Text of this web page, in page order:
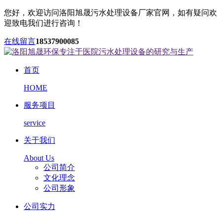
您好，欢迎访问洛阳旭晟污水处理设备厂家官网，如有疑问欢
迎致电我们进行咨询！
在线留言18537900085
首页
HOME
服务项目
service
关于我们
About Us
公司简介
文化理念
公司形象
公司实力